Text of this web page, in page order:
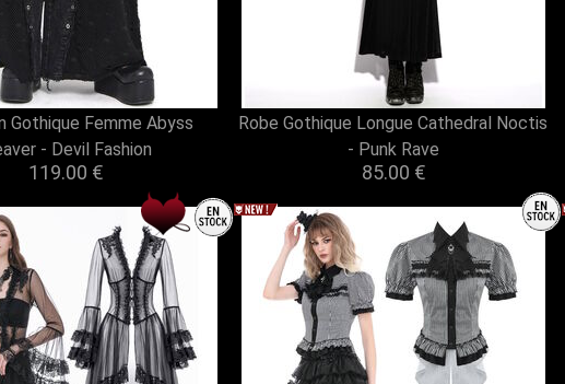
Gothique Femme Abyss
- Devil Fashion
119.00 €
Robe Gothique Longue Cathedral Noctis
- Punk Rave
85.00 €